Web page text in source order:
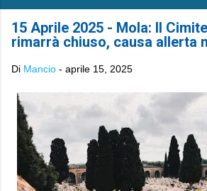
15 Aprile 2025 - Mola: Il
rimarrà chiuso, causa allerta
Di Mancio - aprile 15, 2025